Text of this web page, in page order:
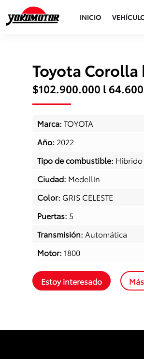
INICIO
Toyota
$102.900.000 l
Marca:TOYOTA
Año: 2022
Tipo de combustible: Híbrido
Ciudad: Medellín
Color: GRIS CELESTE
Puertas: 5
Transmisión:Automática
Motor: 1800
Estoy interesado